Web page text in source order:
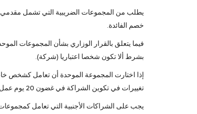
خصم الفائدة.
فيما يتعلق بالقرار الوزاري بشأن المجموعات
بشرط ألا تكون شخصا اعتباريا (شركة).
إذا اختارت المجموعة الموحدة أن تعامل كشخص
تغييرات في تكوين الشراكة في غضون 20 يوم عمل.
يجب على الشراكات الأجنبية التي تعامل